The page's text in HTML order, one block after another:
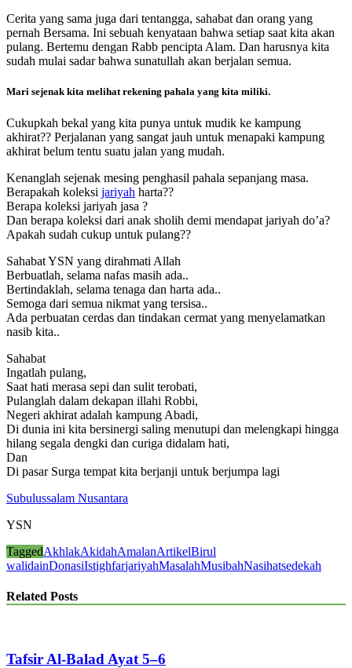
Cerita yang sama juga dari tentangga, sahabat dan orang yang
pernah Bersama. Ini sebuah kenyataan bahwa setiap saat kita akan
pulang. Bertemu dengan Rabb pencipta Alam. Dan harusnya kita
sudah mulai sadar bahwa sunatullah akan berjalan semua.
Mari sejenak kita melihat rekening pahala yang kita miliki.
Cukupkah bekal yang kita punya untuk mudik ke kampung
akhirat?? Perjalanan yang sangat jauh untuk menapaki kampung
akhirat belum tentu suatu jalan yang mudah.
Kenanglah sejenak mesing penghasil pahala sepanjang masa.
Berapakah koleksi jariyah harta??
Berapa koleksi jariyah jasa ?
Dan berapa koleksi dari anak sholih demi mendapat jariyah do’a?
Apakah sudah cukup untuk pulang??
Sahabat YSN yang dirahmati Allah
Berbuatlah, selama nafas masih ada..
Bertindaklah, selama tenaga dan harta ada..
Semoga dari semua nikmat yang tersisa..
Ada perbuatan cerdas dan tindakan cermat yang menyelamatkan
nasib kita..
Sahabat
Ingatlah pulang,
Saat hati merasa sepi dan sulit terobati,
Pulanglah dalam dekapan illahi Robbi,
Negeri akhirat adalah kampung Abadi,
Di dunia ini kita bersinergi saling menutupi dan melengkapi hingga
hilang segala dengki dan curiga didalam hati,
Dan
Di pasar Surga tempat kita berjanji untuk berjumpa lagi
Subulussalam Nusantara
YSN
TaggedAkhlakAkidahAmalanArtikelBirul
walidainDonasiIstighfarjariyahMasalahMusibahNasihatsedekah
Related Posts
Tafsir Al-Balad Ayat 5–6